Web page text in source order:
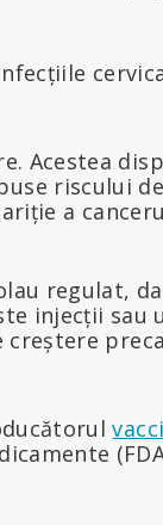
Acestea
riscului
a
regulat,
injecții